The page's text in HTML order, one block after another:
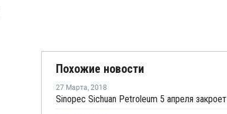
Похожие новости
27 Марта, 2018